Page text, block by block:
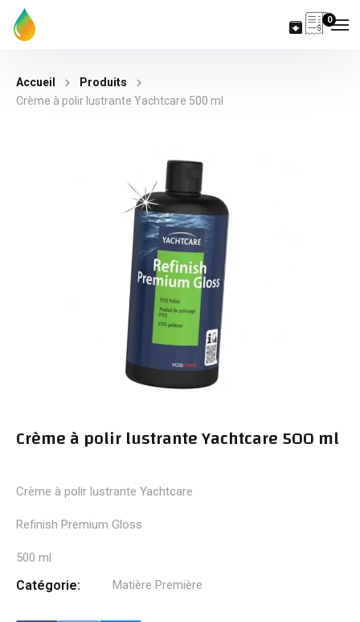
0
Accueil
Produits
Crème à polir lustrante Yachtcare 500 ml
Crème à polir lustrante Yachtcare 500 ml
Crème à polir lustrante Yachtcare
Refinish Premium Gloss
500 ml
Catégorie: Matière Première